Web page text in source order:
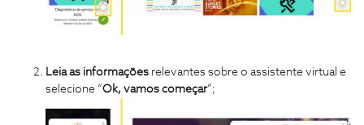
Leia as informações relevantes sobre o assistente virtual e
selecione “Ok, vamos começar”;